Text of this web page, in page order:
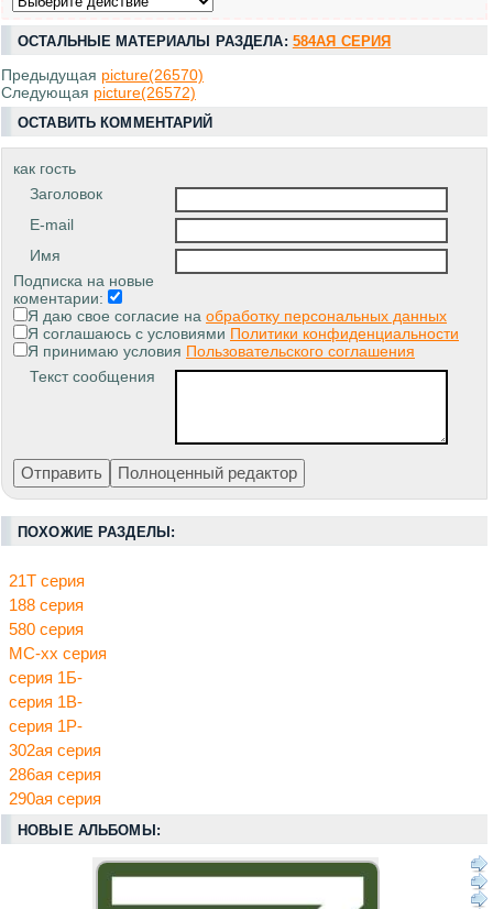
ОСТАЛЬНЫЕ МАТЕРИАЛЫ РАЗДЕЛА: 584АЯ СЕРИЯ
Предыдущая picture(26570)
Следующая picture(26572)
ОСТАВИТЬ КОММЕНТАРИЙ
как гость
Заголовок
E-mail
Имя
Подписка на новые
коментарии:
Я даю свое согласие на обработку персональных данных
Я соглашаюсь с условиями Политики конфиденциальности
Я принимаю условия Пользовательского соглашения
Текст сообщения
ПОХОЖИЕ РАЗДЕЛЫ:
21Т серия
188 серия
580 серия
МС-хх серия
серия 1Б-
серия 1В-
серия 1Р-
302ая серия
286ая серия
290ая серия
НОВЫЕ АЛЬБОМЫ: